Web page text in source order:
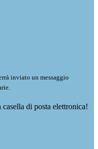
inviato un messaggio
di posta elettronica!